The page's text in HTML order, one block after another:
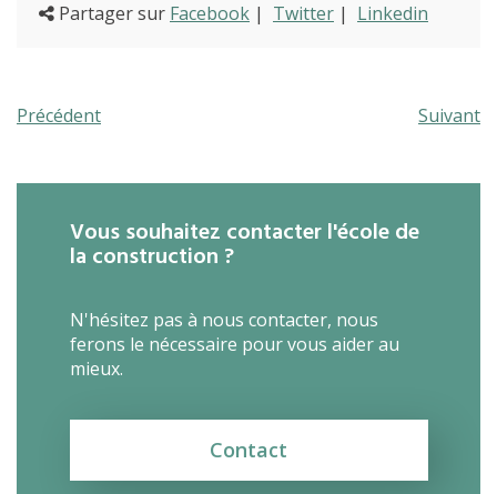
Partager sur Facebook | Twitter | Linkedin
Précédent Suivant
Vous souhaitez contacter l'école de
la construction ?
N'hésitez pas à nous contacter, nous
ferons le nécessaire pour vous aider au
mieux.
Contact